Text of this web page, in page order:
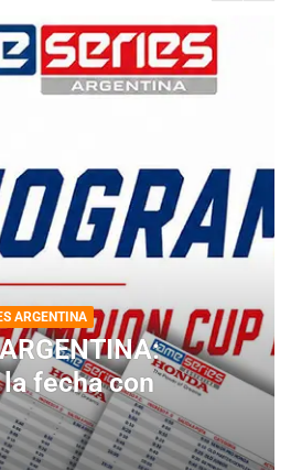
ARGENTINA
fecha con